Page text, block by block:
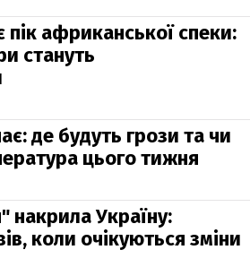
пік африканської спеки:
стануть
де будуть грози та чи
цього тижня
накрила Україну:
коли очікуються зміни